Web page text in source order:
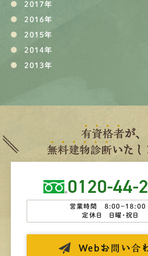
2017年
2016年
2015年
2014年
2013年
有資格者が、
無料建物診断いた
0120-44-
営業時間 8:00−18:00 ｜
定休日 日曜・祝日
Web お問い合